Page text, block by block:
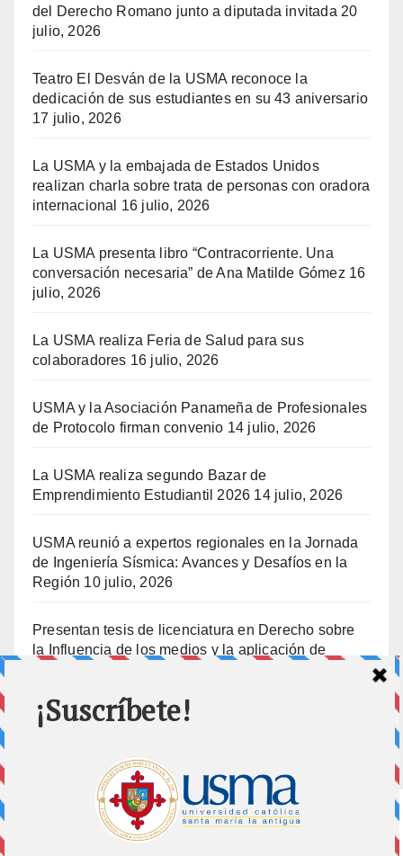
del Derecho Romano junto a diputada invitada 20
julio, 2026
Teatro El Desván de la USMA reconoce la
dedicación de sus estudiantes en su 43 aniversario
17 julio, 2026
La USMA y la embajada de Estados Unidos
realizan charla sobre trata de personas con oradora
internacional
16 julio, 2026
La USMA presenta libro “Contracorriente. Una
conversación necesaria” de Ana Matilde Gómez 16
julio, 2026
La USMA realiza Feria de Salud para sus
colaboradores 16 julio, 2026
USMA y la Asociación Panameña de Profesionales
de Protocolo firman convenio 14 julio, 2026
La USMA realiza segundo Bazar de
Emprendimiento Estudiantil 2026 14 julio, 2026
USMA reunió a expertos regionales en la Jornada
de Ingeniería Sísmica: Avances y Desafíos en la
Región 10 julio, 2026
Presentan tesis de licenciatura en Derecho sobre
la Influencia de los medios y la aplicación de